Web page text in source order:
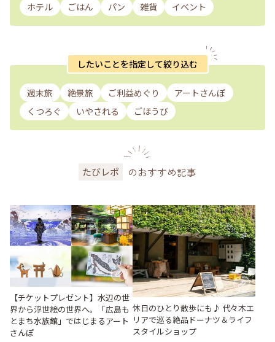
ホテル
ごはん パン 雑貨 イベント
したいことを指定して絞り込む
週末旅 絶景旅 ご利益めぐり
アートさんぽ
くつろぐ
いやされる ごほうび
たびレポ のおすすめ記事
【チケットプレゼント】水辺の世
界から浮世絵の世界へ。「広島も
とまち水族館」ではじまるアート
さんぽ
休日のひとり散歩にも♪ 代々木エ
リアで巡る絶品ドーナツ＆ライフ
スタイルショップ